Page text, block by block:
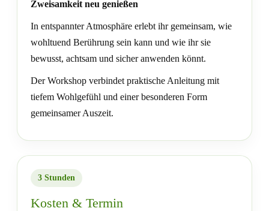
Zweisamkeit neu genießen
In entspannter Atmosphäre erlebt ihr gemeinsam, wie
wohltuend Berührung sein kann und wie ihr sie
bewusst, achtsam und sicher anwenden könnt.
Der Workshop verbindet praktische Anleitung mit
tiefem Wohlgefühl und einer besonderen Form
gemeinsamer Auszeit.
3 Stunden
Kosten & Termin